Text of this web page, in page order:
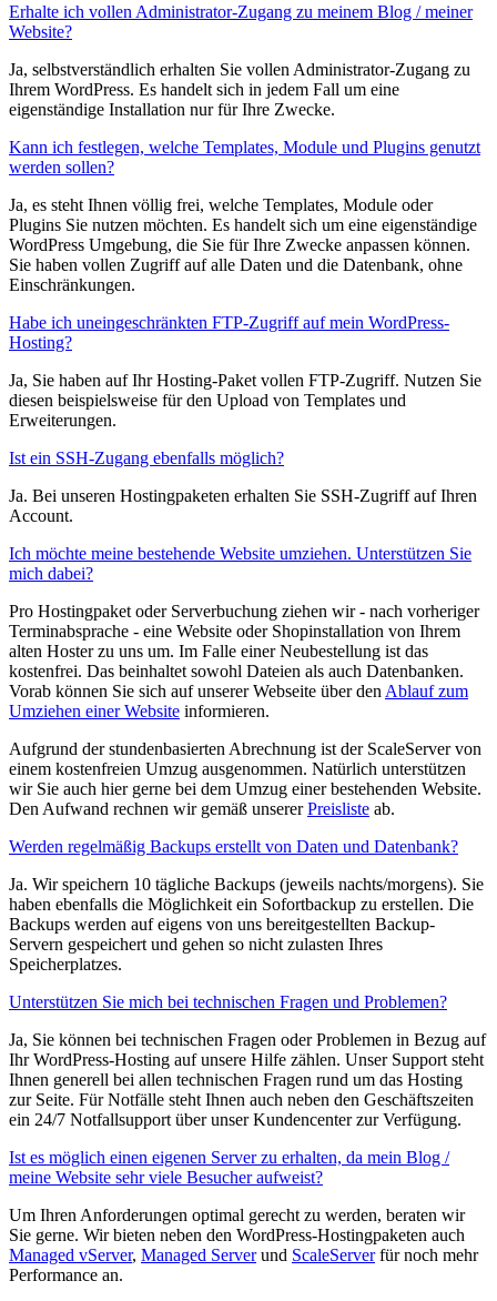
Erhalte ich vollen Administrator-Zugang zu meinem Blog / meiner
Website?
Ja, selbstverständlich erhalten Sie vollen Administrator-Zugang zu
Ihrem WordPress. Es handelt sich in jedem Fall um eine
eigenständige Installation nur für Ihre Zwecke.
Kann ich festlegen, welche Templates, Module und Plugins genutzt
werden sollen?
Ja, es steht Ihnen völlig frei, welche Templates, Module oder
Plugins Sie nutzen möchten. Es handelt sich um eine eigenständige
WordPress Umgebung, die Sie für Ihre Zwecke anpassen können.
Sie haben vollen Zugriff auf alle Daten und die Datenbank, ohne
Einschränkungen.
Habe ich uneingeschränkten FTP-Zugriff auf mein WordPress-
Hosting?
Ja, Sie haben auf Ihr Hosting-Paket vollen FTP-Zugriff. Nutzen Sie
diesen beispielsweise für den Upload von Templates und
Erweiterungen.
Ist ein SSH-Zugang ebenfalls möglich?
Ja. Bei unseren Hostingpaketen erhalten Sie SSH-Zugriff auf Ihren
Account.
Ich möchte meine bestehende Website umziehen. Unterstützen Sie
mich dabei?
Pro Hostingpaket oder Serverbuchung ziehen wir - nach vorheriger
Terminabsprache - eine Website oder Shopinstallation von Ihrem
alten Hoster zu uns um. Im Falle einer Neubestellung ist das
kostenfrei. Das beinhaltet sowohl Dateien als auch Datenbanken.
Vorab können Sie sich auf unserer Webseite über den Ablauf zum
Umziehen einer Website informieren.
Aufgrund der stundenbasierten Abrechnung ist der ScaleServer von
einem kostenfreien Umzug ausgenommen. Natürlich unterstützen
wir Sie auch hier gerne bei dem Umzug einer bestehenden Website.
Den Aufwand rechnen wir gemäß unsererPreisliste ab.
Werden regelmäßig Backups erstellt von Daten und Datenbank?
Ja. Wir speichern 10 tägliche Backups (jeweils nachts/morgens). Sie
haben ebenfalls die Möglichkeit ein Sofortbackup zu erstellen. Die
Backups werden auf eigens von uns bereitgestellten Backup-
Servern gespeichert und gehen so nicht zulasten Ihres
Speicherplatzes.
Unterstützen Sie mich bei technischen Fragen und Problemen?
Ja, Sie können bei technischen Fragen oder Problemen in Bezug auf
Ihr WordPress-Hosting auf unsere Hilfe zählen. Unser Support steht
Ihnen generell bei allen technischen Fragen rund um das Hosting
zur Seite. Für Notfälle steht Ihnen auch neben den Geschäftszeiten
ein 24/7 Notfallsupport über unser Kundencenter zur Verfügung.
Ist es möglich einen eigenen Server zu erhalten, da mein Blog /
meine Website sehr viele Besucher aufweist?
Um Ihren Anforderungen optimal gerecht zu werden, beraten wir
Sie gerne. Wir bieten neben den WordPress-Hostingpaketen auch
Managed vServer, Managed Serverund ScaleServerfür noch mehr
Performance an.